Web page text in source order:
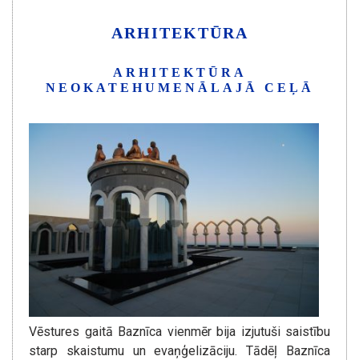
ARHITEKTŪRA
ARHITEKTŪRA
NEOKATEHUMENĀLAJĀ CEĻĀ
Vēstures gaitā Baznīca vienmēr bija izjutuši saistību
starp skaistumu un evaņģelizāciju. Tādēļ Baznīca